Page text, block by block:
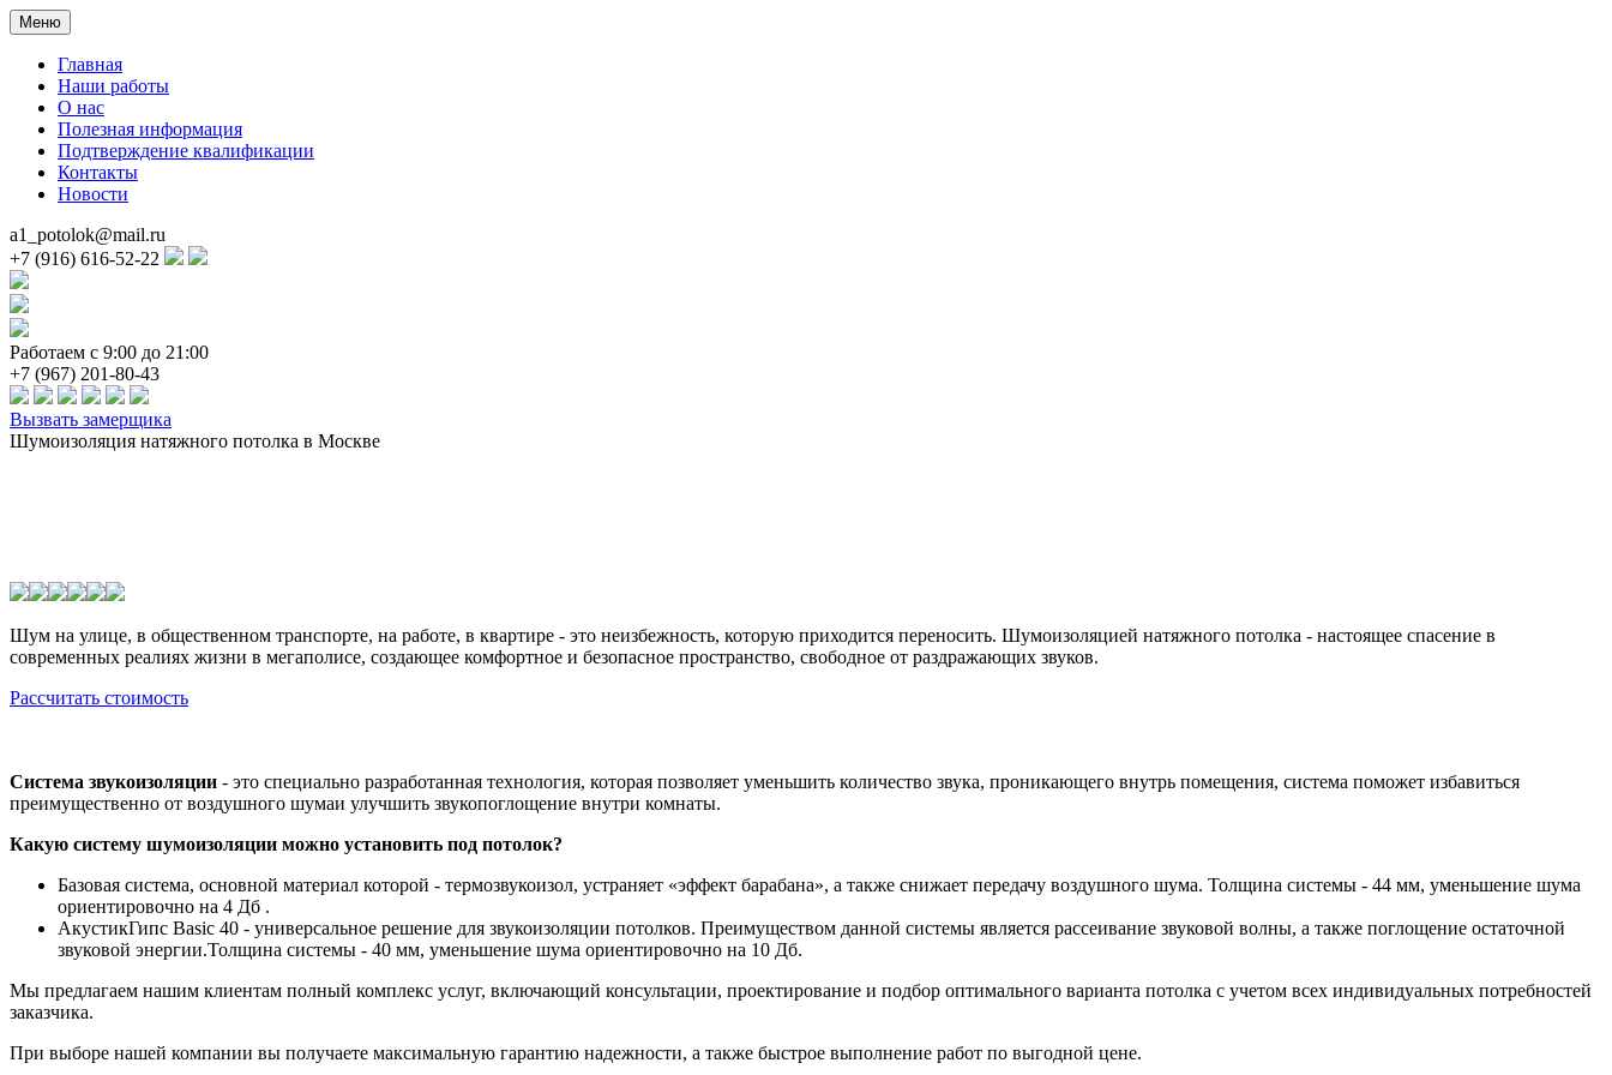
Меню
Главная
Наши работы
О нас
Полезная информация
Подтверждение квалификации
Контакты
Новости
a1_potolok@mail.ru
+7 (916) 616-52-22
Работаем с 9:00 до 21:00
+7 (967) 201-80-43
Вызвать замерщика
Шумоизоляция натяжного потолка в Москве
Шум на улице, в общественном транспорте, на работе, в квартире - это неизбежность, которую приходится переносить. Шумоизоляцией натяжного потолка - настоящее спасение в
современных реалиях жизни в мегаполисе, создающее комфортное и безопасное пространство, свободное от раздражающих звуков.
Рассчитать стоимость
Система звукоизоляции - это специально разработанная технология, которая позволяет уменьшить количество звука, проникающего внутрь помещения, система поможет избавиться
преимущественно от воздушного шумаи улучшить звукопоглощение внутри комнаты.
Какую систему шумоизоляции можно установить под потолок?
Базовая система, основной материал которой - термозвукоизол, устраняет «эффект барабана», а также снижает передачу воздушного шума. Толщина системы - 44 мм, уменьшение шума
ориентировочно на 4 Дб .
АкустикГипс Basic 40 - универсальное решение для звукоизоляции потолков. Преимуществом данной системы является рассеивание звуковой волны, а также поглощение остаточной
звуковой энергии.Толщина системы - 40 мм, уменьшение шума ориентировочно на 10 Дб.
Мы предлагаем нашим клиентам полный комплекс услуг, включающий консультации, проектирование и подбор оптимального варианта потолка с учетом всех индивидуальных потребностей
заказчика.
При выборе нашей компании вы получаете максимальную гарантию надежности, а также быстрое выполнение работ по выгодной цене.